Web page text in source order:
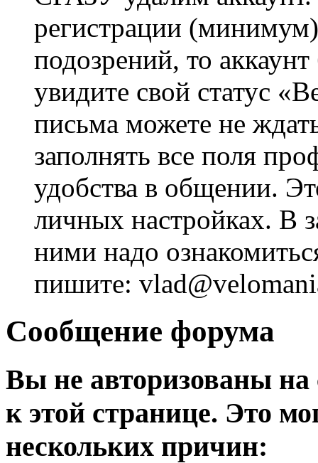
регистрации
подозрений, то
увидите свой статус
письма можете не
заполнять все поля
удобства в общении.
личных настройках. В
ними надо
пишите:
Сообщение форума
Вы не авторизованы на
к этой странице. Это
нескольких причин: